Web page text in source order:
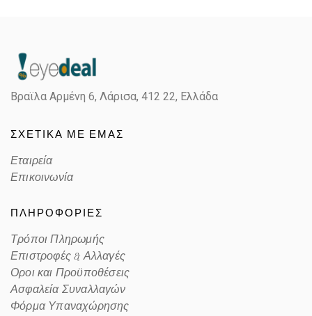
Color
Lens Color BLUE
Color code
Βραϊλα Αρμένη 6, Λάρισα, 412 22, Ελλάδα
ΣΧΕΤΙΚΑ ΜΕ ΕΜΑΣ
Εταιρεία
Επικοινωνία
ΠΛΗΡΟΦΟΡΙΕΣ
Τρόποι Πληρωμής
Επιστροφές & Αλλαγές
Οροι και Προϋποθέσεις
Ασφαλεία Συναλλαγών
Φόρμα Υπαναχώρησης